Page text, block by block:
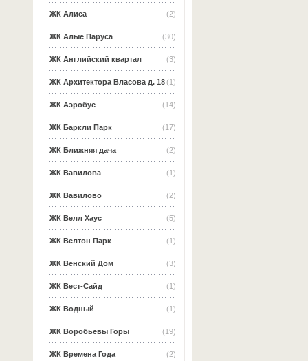
(2)
ЖК Алиса
(30)
ЖК Алые Паруса
(3)
ЖК Английский квартал
(1)
ЖК Архитектора Власова д. 18
(14)
ЖК Аэробус
(17)
ЖК Баркли Парк
(2)
ЖК Ближняя дача
(1)
ЖК Вавилова
(2)
ЖК Вавилово
(5)
ЖК Велл Хаус
(1)
ЖК Велтон Парк
(3)
ЖК Венский Дом
(1)
ЖК Вест-Сайд
(1)
ЖК Водный
(19)
ЖК Воробьевы Горы
(2)
ЖК Времена Года